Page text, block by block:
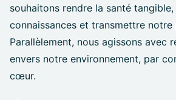
souhaitons rendre la santé
connaissances et transmettre notre
Parallèlement, nous agissons avec
envers notre environnement, par
cœur.